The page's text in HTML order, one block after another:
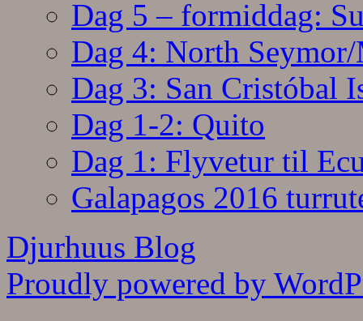
Dag 5 – formiddag:
Dag 4: North
Dag 3: San Cristóbal
Dag 1-2: Quito
Dag 1: Flyvetur til
Galapagos 2016
Djurhuus Blog
Proudly powered by